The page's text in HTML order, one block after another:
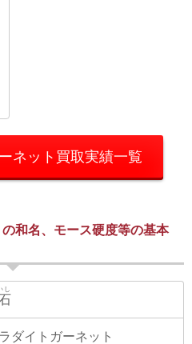
ネット買取実績一覧
和名、モース硬度等の基本
し
ダイトガーネット